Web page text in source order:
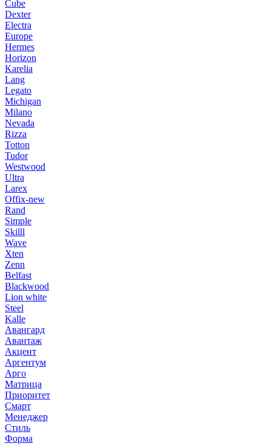
Cube
Dexter
Electra
Europe
Hermes
Horizon
Karelia
Lang
Legato
Michigan
Milano
Nevada
Rizza
Totton
Tudor
Westwood
Ultra
Larex
Offix-new
Rand
Simple
Skilll
Wave
Xten
Zenn
Belfast
Blackwood
Lion white
Steel
Kalle
Авангард
Авантаж
Акцент
Аргентум
Арго
Матрица
Приоритет
Смарт
Менеджер
Стиль
Форма